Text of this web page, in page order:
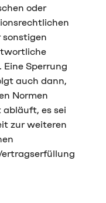
oder
sonstigen
Sperrung
auch dann,
Normen
abläuft, es sei
zur weiteren